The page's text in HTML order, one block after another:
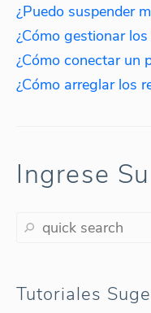
¿Puedo suspender
Ingrese
Tutoriales